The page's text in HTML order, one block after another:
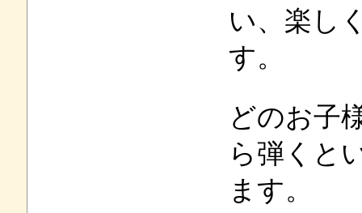
い、楽し
す。
どのお子
ら弾くと
ます。